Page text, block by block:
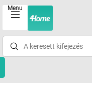
Menu